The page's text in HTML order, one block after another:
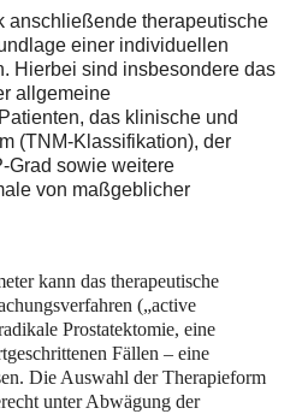
anschließende therapeutische
einer individuellen
Hierbei sind insbesondere das
allgemeine
das klinische und
(TNM-Klassifikation), der
Grad sowie weitere
von maßgeblicher
kann das therapeutische
(„active
Prostatektomie, eine
Fällen – eine
Die Auswahl der Therapieform
unter Abwägung der